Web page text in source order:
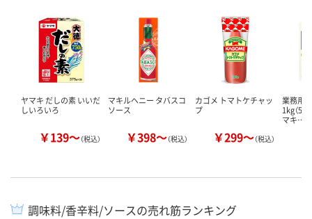
ヤマキ だしの素 いいだ
しいろいろ
￥139～（税込）
マキルヘニー タバスコ
ソース
￥398～（税込）
カゴメ トマトケチャッ
プ
￥299～（税込）
業務用
1kg（
マキ…
調味料/香辛料/ソースの売れ筋ランキング